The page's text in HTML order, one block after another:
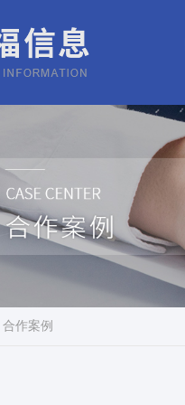
合作案例